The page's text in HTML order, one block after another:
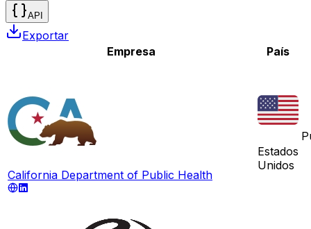
API
Exportar
Empresa
País
California Department of Public Health
Estados
Unidos